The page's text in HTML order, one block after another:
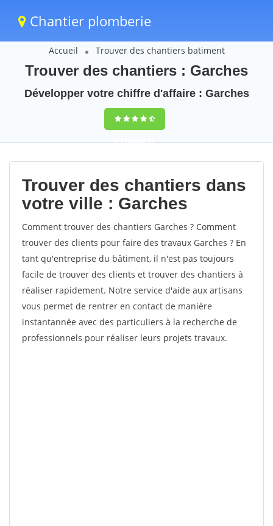
Chantier plomberie
Accueil Trouver des chantiers batiment
Trouver des chantiers : Garches
Développer votre chiffre d'affaire : Garches
9,5(100%)59
votes
Trouver des chantiers dans
votre ville : Garches
Comment trouver des chantiers Garches ? Comment
trouver des clients pour faire des travaux Garches ? En
tant qu'entreprise du bâtiment, il n'est pas toujours
facile de trouver des clients et trouver des chantiers à
réaliser rapidement. Notre service d'aide aux artisans
vous permet de rentrer en contact de manière
instantannée avec des particuliers à la recherche de
professionnels pour réaliser leurs projets travaux.